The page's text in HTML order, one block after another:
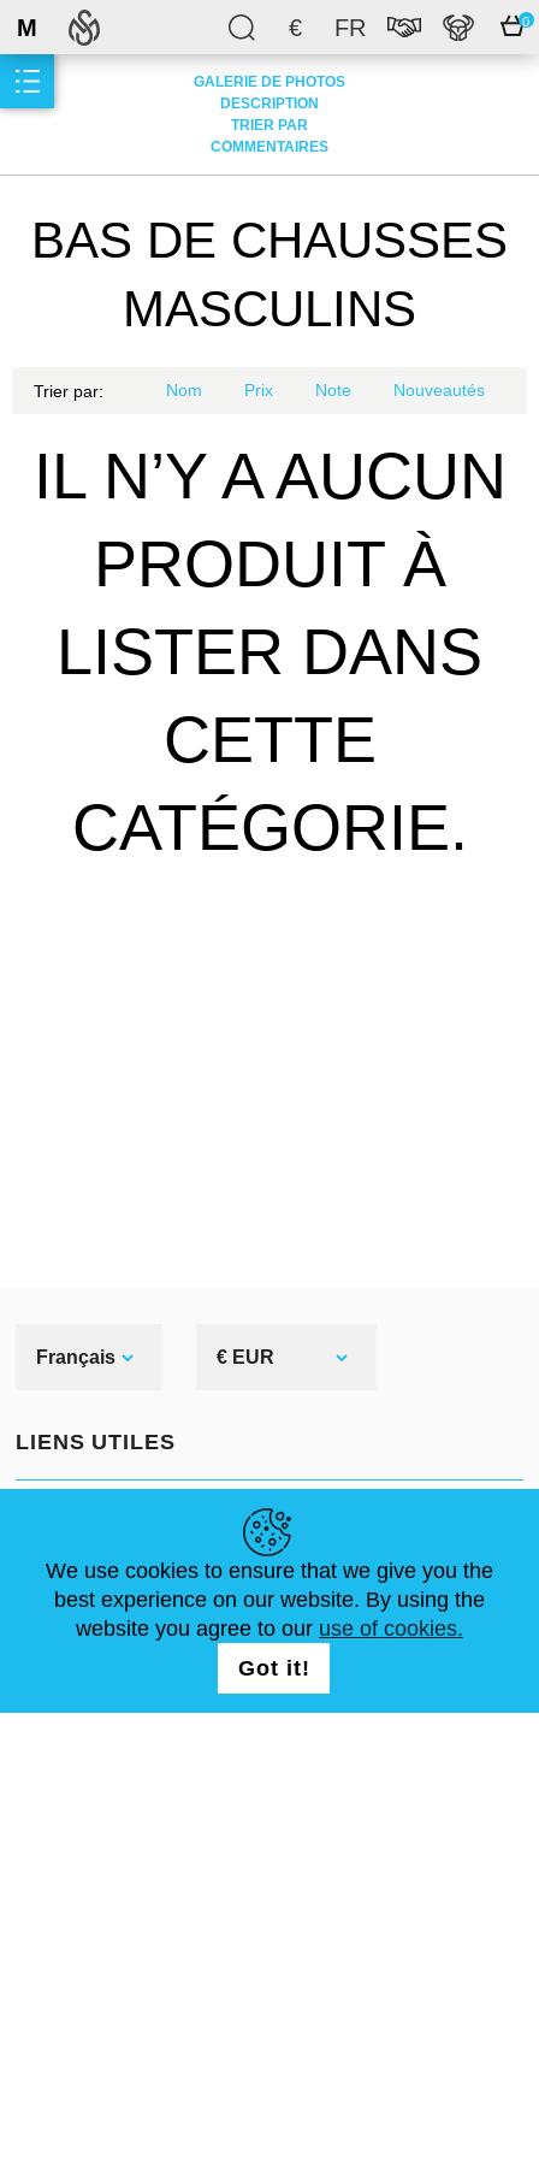
€ FR 0
M
GALERIE DE PHOTOS
DESCRIPTION
TRIER PAR
COMMENTAIRES
BAS DE CHAUSSES
MASCULINS
Trier par: Nom Prix Note Nouveautés
IL N’Y A AUCUN
PRODUIT À
LISTER DANS
CETTE
CATÉGORIE.
Français € EUR
LIENS UTILES
ABOUT USDIMENSIONS
NOUS CONTACTER
NOUS SUIVRE
REGISTRATION
We use cookies to ensure that we give you the
best experience on our website. By using the
website you agree to our use of cookies.
Got it!